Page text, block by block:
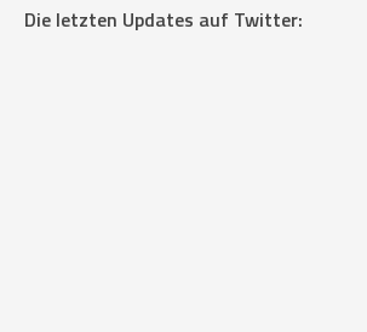
Die letzten Updates auf Twitter: